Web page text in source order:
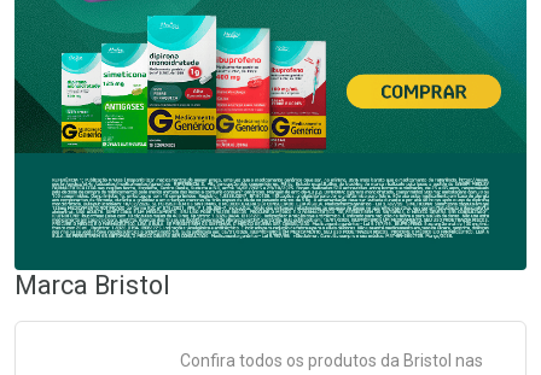
Marca Bristol
Confira todos os produtos da Bristol nas